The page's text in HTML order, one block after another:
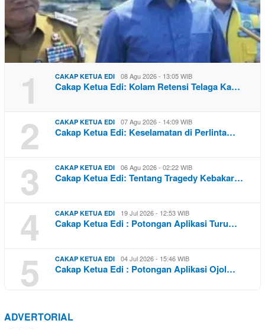
1 CAKAP KETUA EDI 08 Agu 2026 - 13:05 WIB
Cakap Ketua Edi: Kolam Retensi Telaga Ka…
2 CAKAP KETUA EDI 07 Agu 2026 - 14:09 WIB
Cakap Ketua Edi: Keselamatan di Perlinta…
3 CAKAP KETUA EDI 06 Agu 2026 - 02:22 WIB
Cakap Ketua Edi: Tentang Tragedy Kebakar…
4 CAKAP KETUA EDI 19 Jul 2026 - 12:53 WIB
Cakap Ketua Edi : Potongan Aplikasi Turu…
5 CAKAP KETUA EDI 04 Jul 2026 - 15:46 WIB
Cakap Ketua Edi : Potongan Aplikasi Ojol…
ADVERTORIAL